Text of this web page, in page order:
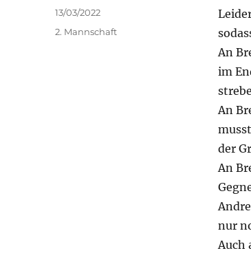
An
im
An
der
An
nur
Auch
Veröffentlicht
13/03/2022
Kategorien
2. Mannschaft